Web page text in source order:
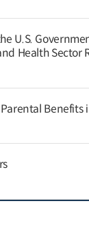
U.S.
Health Sector
Benefits